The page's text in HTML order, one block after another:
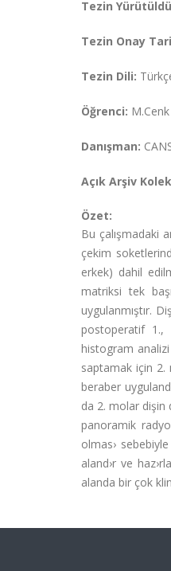
Tezin
Tezin Onay
Tezin Dili:
Öğrenci:
Danışman:
Açık Arşiv
Özet:
Bu çalışmadaki
çekim
erkek) dahil
matriksi tek
uygulanmıştır.
postoperatif 1.,
histogram
saptamak için 2.
beraber
da 2. molar dişin
panoramik
olmas›
aland›r ve
alanda bir çok